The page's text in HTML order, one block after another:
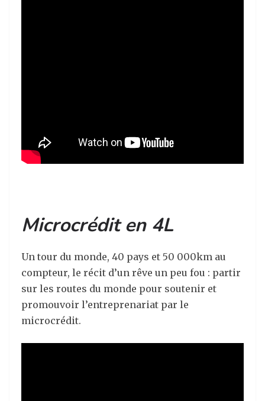
Microcrédit en 4L
Un tour du monde, 40 pays et 50 000km au
compteur, le récit d’un rêve un peu fou : partir
sur les routes du monde pour soutenir et
promouvoir l’entreprenariat par le
microcrédit.